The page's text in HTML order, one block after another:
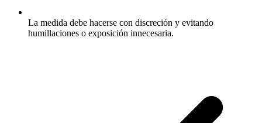
La medida debe hacerse con discreción y evitando
humillaciones o exposición innecesaria.